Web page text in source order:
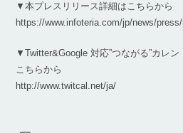
▼本プレスリリース詳細はこちらから
https://www.infoteria.com/jp/news/press/
▼Twitter&Google 対応”つながる”カレ
こちらから
http://www.twitcal.net/ja/